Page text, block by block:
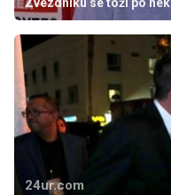
24ur.com